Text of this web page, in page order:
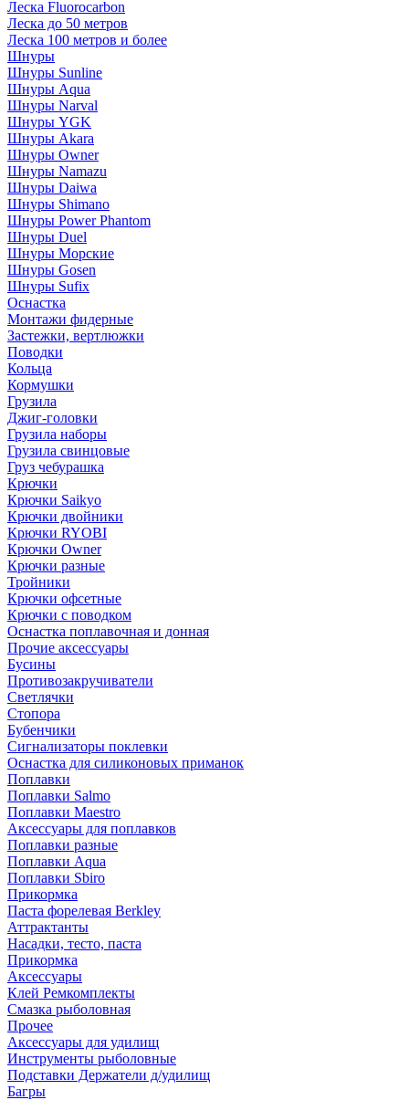
Леска Fluorocarbon
Леска до 50 метров
Леска 100 метров и более
Шнуры
Шнуры Sunline
Шнуры Aqua
Шнуры Narval
Шнуры YGK
Шнуры Akara
Шнуры Owner
Шнуры Namazu
Шнуры Daiwa
Шнуры Shimano
Шнуры Power Phantom
Шнуры Duel
Шнуры Морские
Шнуры Gosen
Шнуры Sufix
Оснастка
Монтажи фидерные
Застежки, вертлюжки
Поводки
Кольца
Кормушки
Грузила
Джиг-головки
Грузила наборы
Грузила свинцовые
Груз чебурашка
Крючки
Крючки Saikyo
Крючки двойники
Крючки RYOBI
Крючки Owner
Крючки разные
Тройники
Крючки офсетные
Крючки с поводком
Оснастка поплавочная и донная
Прочие аксессуары
Бусины
Противозакручиватели
Светлячки
Стопора
Бубенчики
Сигнализаторы поклевки
Оснастка для силиконовых приманок
Поплавки
Поплавки Salmo
Поплавки Maestro
Аксессуары для поплавков
Поплавки разные
Поплавки Aqua
Поплавки Sbiro
Прикормка
Паста форелевая Berkley
Аттрактанты
Насадки, тесто, паста
Прикормка
Аксессуары
Клей Ремкомплекты
Смазка рыболовная
Прочее
Аксессуары для удилищ
Инструменты рыболовные
Подставки Держатели д/удилищ
Багры